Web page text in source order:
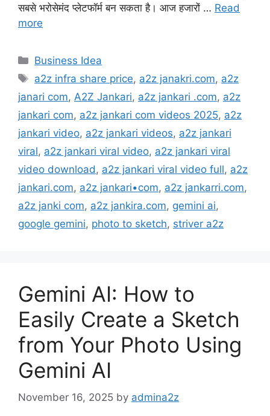
सबसे भरोसेमंद प्लेटफॉर्म बन सकता है। आज हजारों … Read
more
Categories
Business Idea
Tags
a2z infra share price, a2z janakri.com, a2z
janari com, A2Z Jankari, a2z jankari .com, a2z
jankari com, a2z jankari com videos 2025, a2z
jankari video, a2z jankari videos, a2z jankari
viral, a2z jankari viral video, a2z jankari viral
video download, a2z jankari viral video full, a2z
jankari.com, a2z jankari•com, a2z jankarri.com,
a2z janki com, a2z jankira.com, gemini ai,
google gemini, photo to sketch, striver a2z
Gemini AI: How to
Easily Create a Sketch
from Your Photo Using
Gemini AI
November 16, 2025 by admina2z